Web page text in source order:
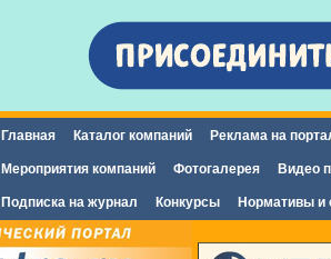
Главное меню
Главная Каталог компаний Реклама на
Мероприятия компаний Фотогалерея Видео
Подписка на журнал Конкурсы Нормативы и